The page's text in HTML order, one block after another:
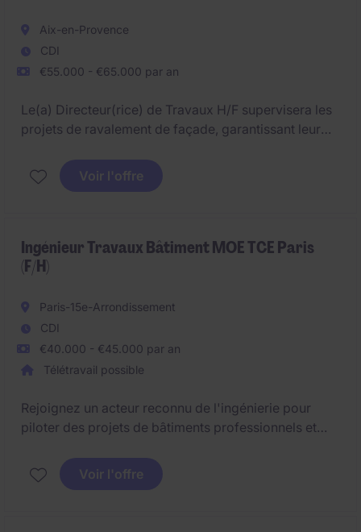
Aix-en-Provence
CDI
€55.000 - €65.000 par an
Le(a) Directeur(rice) de Travaux H/F supervisera les
projets de ravalement de façade, garantissant leur
normes de qualité.
Voir l'offre
Ingénieur Travaux Bâtiment MOE TCE Paris
(F/H)
Paris-15e-Arrondissement
CDI
€40.000 - €45.000 par an
Télétravail possible
Rejoignez un acteur reconnu de l'ingénierie pour
piloter des projets de bâtiments professionnels et
Voir l'offre